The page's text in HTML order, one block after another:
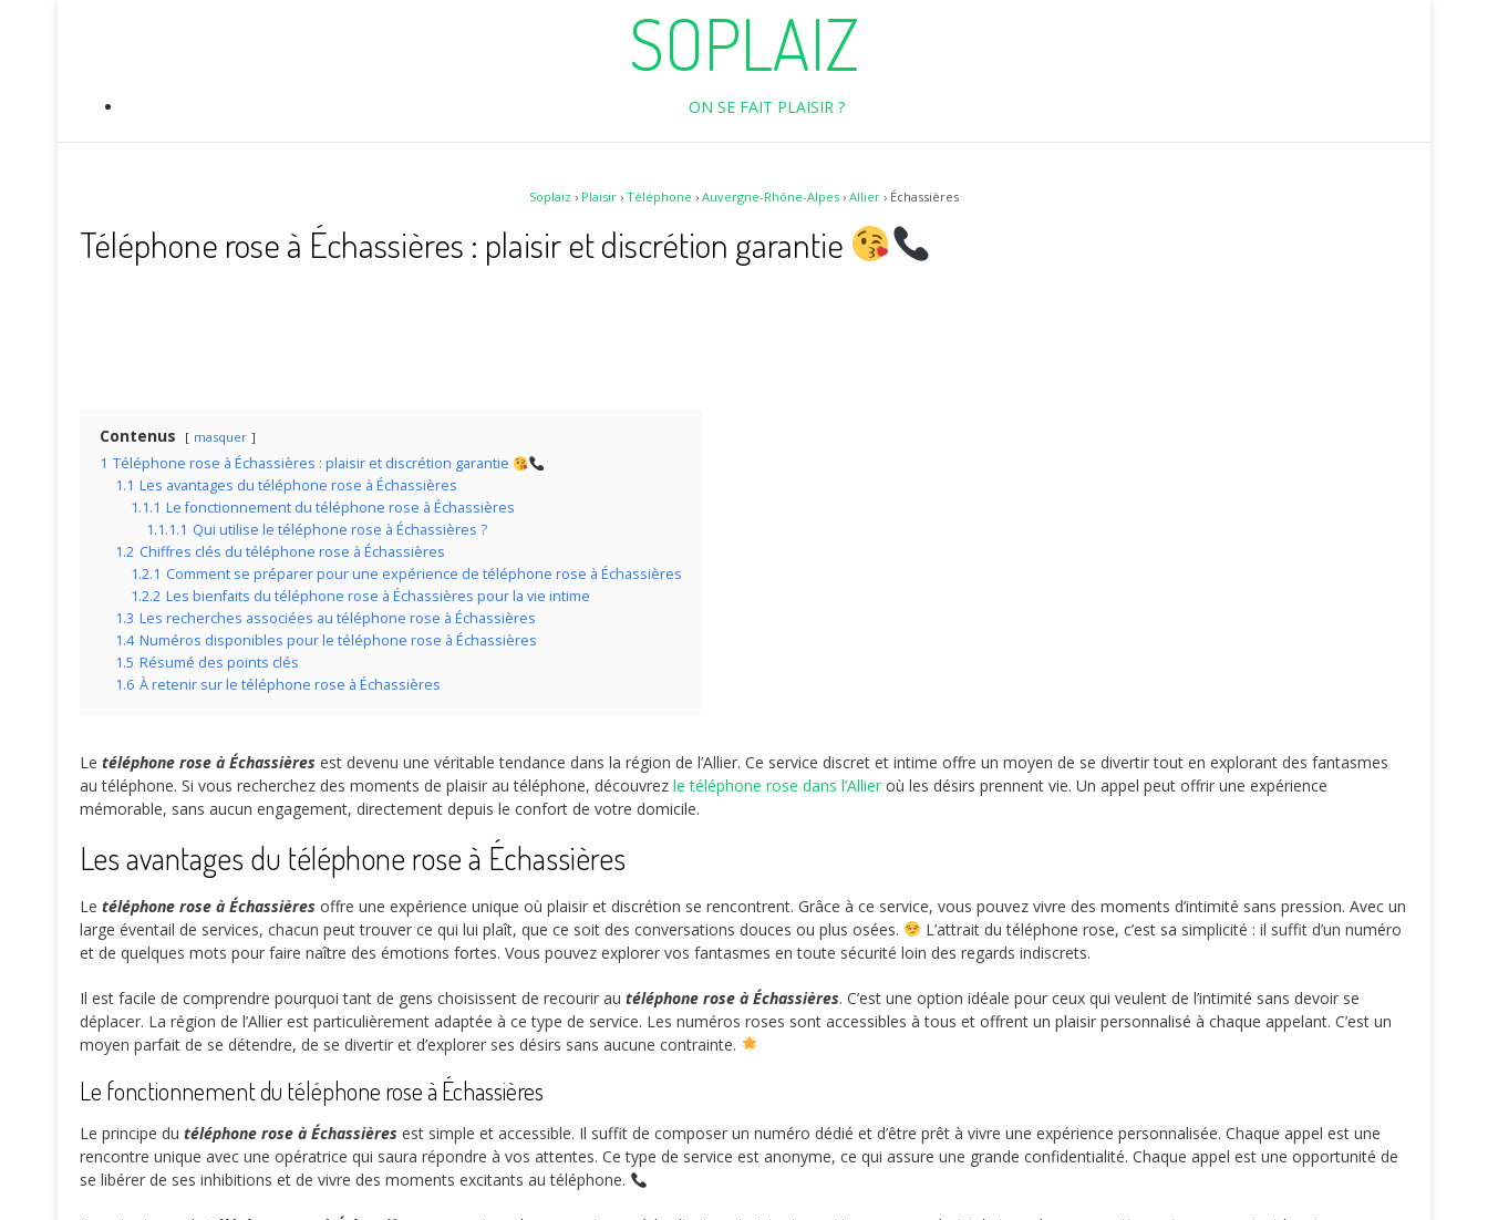
SOPLAIZ
ON SE FAIT PLAISIR ?
Soplaiz › Plaisir › Téléphone › Auvergne-Rhône-Alpes › Allier › Échassières
Téléphone rose à Échassières : plaisir et discrétion garantie
Contenus masquer
1 Téléphone rose à Échassières : plaisir et discrétion garantie
1.1 Les avantages du téléphone rose à Échassières
1.1.1 Le fonctionnement du téléphone rose à Échassières
1.1.1.1 Qui utilise le téléphone rose à Échassières ?
1.2 Chiffres clés du téléphone rose à Échassières
1.2.1 Comment se préparer pour une expérience de téléphone rose à Échassières
1.2.2 Les bienfaits du téléphone rose à Échassières pour la vie intime
1.3 Les recherches associées au téléphone rose à Échassières
1.4 Numéros disponibles pour le téléphone rose à Échassières
1.5 Résumé des points clés
1.6 À retenir sur le téléphone rose à Échassières
Le téléphone rose à Échassières est devenu une véritable tendance dans la région de l’Allier. Ce service discret et intime offre un moyen de se divertir tout en explorant des fantasmes
au téléphone. Si vous recherchez des moments de plaisir au téléphone, découvrez le téléphone rose dans l’Allier où les désirs prennent vie. Un appel peut offrir une expérience
mémorable, sans aucun engagement, directement depuis le confort de votre domicile.
Les avantages du téléphone rose à Échassières
Le téléphone rose à Échassières offre une expérience unique où plaisir et discrétion se rencontrent. Grâce à ce service, vous pouvez vivre des moments d’intimité sans pression. Avec un
large éventail de services, chacun peut trouver ce qui lui plaît, que ce soit des conversations douces ou plus osées.
L’attrait du téléphone rose, c’est sa simplicité : il suffit d’un numéro
et de quelques mots pour faire naître des émotions fortes. Vous pouvez explorer vos fantasmes en toute sécurité loin des regards indiscrets.
Il est facile de comprendre pourquoi tant de gens choisissent de recourir au téléphone rose à Échassières. C’est une option idéale pour ceux qui veulent de l’intimité sans devoir se
déplacer. La région de l’Allier est particulièrement adaptée à ce type de service. Les numéros roses sont accessibles à tous et offrent un plaisir personnalisé à chaque appelant. C’est un
moyen parfait de se détendre, de se divertir et d’explorer ses désirs sans aucune contrainte.
Le fonctionnement du téléphone rose à Échassières
Le principe du téléphone rose à Échassières est simple et accessible. Il suffit de composer un numéro dédié et d’être prêt à vivre une expérience personnalisée. Chaque appel est une
rencontre unique avec une opératrice qui saura répondre à vos attentes. Ce type de service est anonyme, ce qui assure une grande confidentialité. Chaque appel est une opportunité de
se libérer de ses inhibitions et de vivre des moments excitants au téléphone.